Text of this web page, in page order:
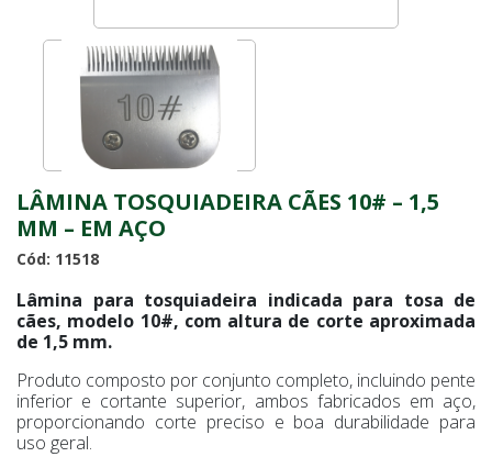
LÂMINA TOSQUIADEIRA CÃES 10# – 1,5
MM – EM AÇO
Cód: 11518
Lâmina para tosquiadeira indicada para tosa de
cães, modelo 10#, com altura de corte aproximada
de 1,5 mm.
Produto composto por conjunto completo, incluindo pente
inferior e cortante superior, ambos fabricados em aço,
proporcionando corte preciso e boa durabilidade para
uso geral.